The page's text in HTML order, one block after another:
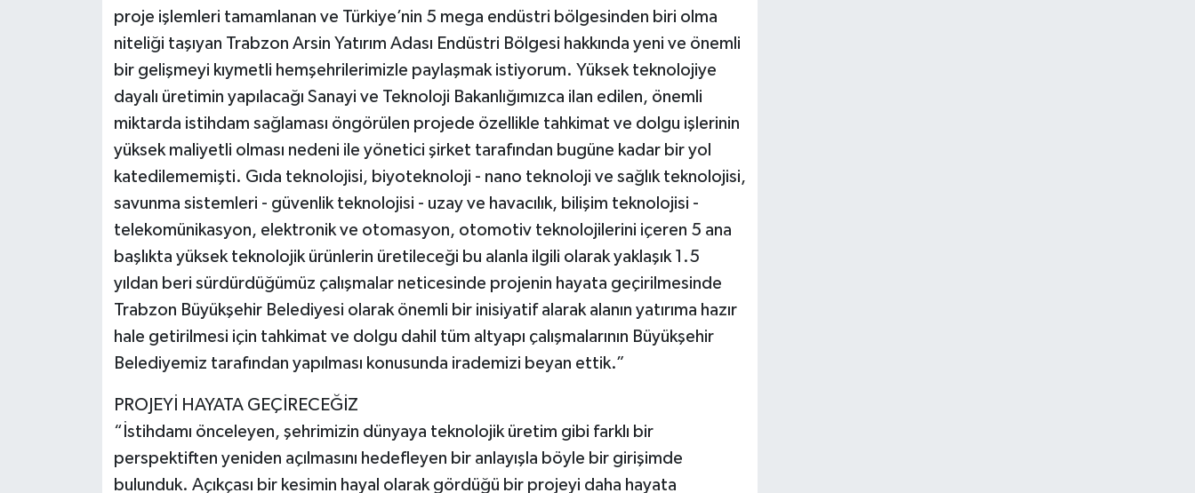
proje işlemleri tamamlanan ve Türkiye’nin 5 mega endüstri bölgesinden biri olma
niteliği taşıyan Trabzon Arsin Yatırım Adası Endüstri Bölgesi hakkında yeni ve önemli
bir gelişmeyi kıymetli hemşehrilerimizle paylaşmak istiyorum. Yüksek teknolojiye
dayalı üretimin yapılacağı Sanayi ve Teknoloji Bakanlığımızca ilan edilen, önemli
miktarda istihdam sağlaması öngörülen projede özellikle tahkimat ve dolgu işlerinin
yüksek maliyetli olması nedeni ile yönetici şirket tarafından bugüne kadar bir yol
katedilememişti. Gıda teknolojisi, biyoteknoloji - nano teknoloji ve sağlık teknolojisi,
savunma sistemleri - güvenlik teknolojisi - uzay ve havacılık, bilişim teknolojisi -
telekomünikasyon, elektronik ve otomasyon, otomotiv teknolojilerini içeren 5 ana
başlıkta yüksek teknolojik ürünlerin üretileceği bu alanla ilgili olarak yaklaşık 1.5
yıldan beri sürdürdüğümüz çalışmalar neticesinde projenin hayata geçirilmesinde
Trabzon Büyükşehir Belediyesi olarak önemli bir inisiyatif alarak alanın yatırıma hazır
hale getirilmesi için tahkimat ve dolgu dahil tüm altyapı çalışmalarının Büyükşehir
Belediyemiz tarafından yapılması konusunda irademizi beyan ettik.”
PROJEYİ HAYATA GEÇİRECEĞİZ
“İstihdamı önceleyen, şehrimizin dünyaya teknolojik üretim gibi farklı bir
perspektiften yeniden açılmasını hedefleyen bir anlayışla böyle bir girişimde
bulunduk. Açıkçası bir kesimin hayal olarak gördüğü bir projeyi daha hayata